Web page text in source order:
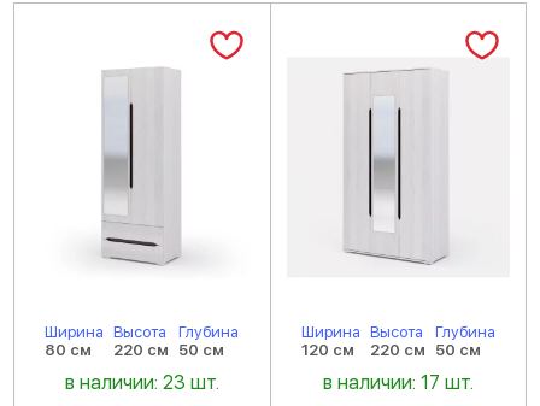
Ширина
80 см
Высота
220 см
Глубина
50 см
в наличии: 23 шт.
Ширина
120 см
Высота
220 см
Глубина
50 см
в наличии: 17 шт.